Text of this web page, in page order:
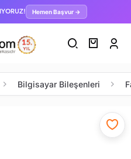
Hemen Başvur →
Bilgisayar Bileşenleri